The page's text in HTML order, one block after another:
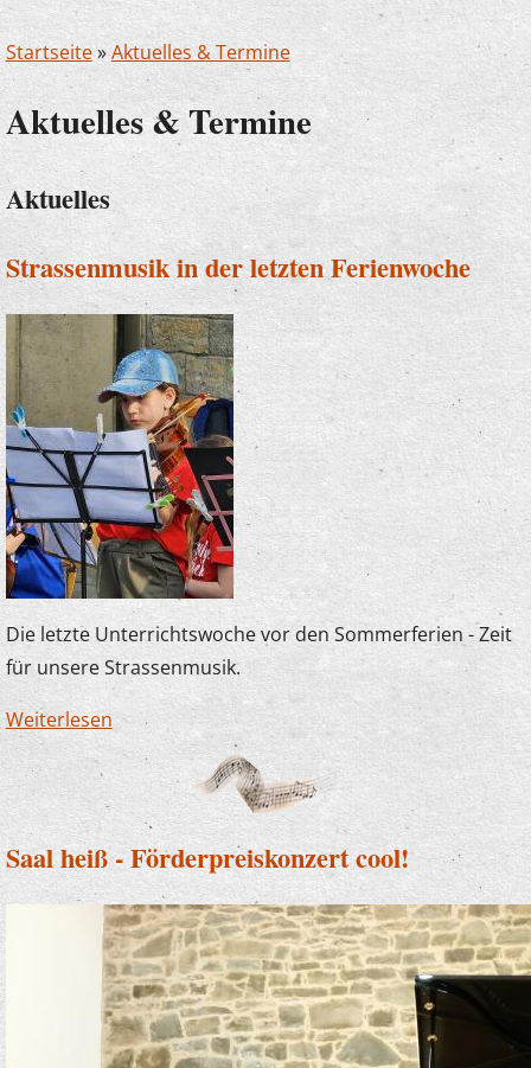
Startseite»Aktuelles & Termine
Aktuelles & Termine
Aktuelles
Strassenmusik in der letzten Ferienwoche
Die letzte Unterrichtswoche vor den Sommerferien - Zeit
für unsere Strassenmusik.
Weiterlesen über Strassenmusik in der letzten
Ferienwoche
Saal heiß - Förderpreiskonzert cool!